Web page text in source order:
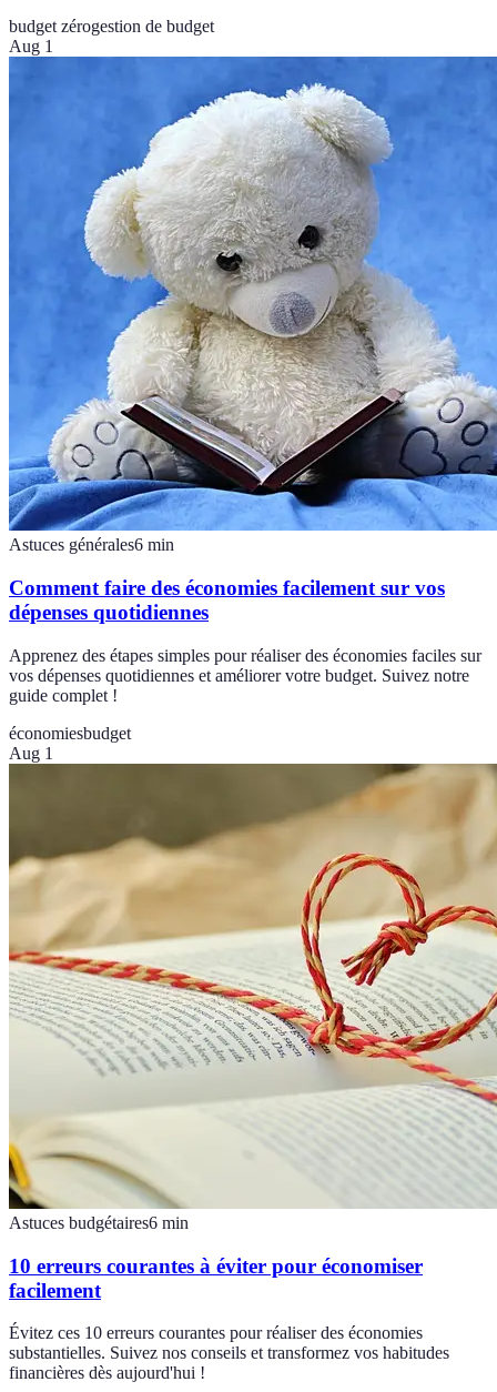
budget zérogestion de budget
Aug 1
Astuces générales6 min
Comment faire des économies facilement sur vos
dépenses quotidiennes
Apprenez des étapes simples pour réaliser des économies faciles sur
vos dépenses quotidiennes et améliorer votre budget. Suivez notre
guide complet !
économiesbudget
Aug 1
Astuces budgétaires6 min
10 erreurs courantes à éviter pour économiser
facilement
Évitez ces 10 erreurs courantes pour réaliser des économies
substantielles. Suivez nos conseils et transformez vos habitudes
financières dès aujourd'hui !